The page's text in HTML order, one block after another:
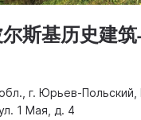
斯基历史建
г. Юрьев-
1 Мая, д. 4